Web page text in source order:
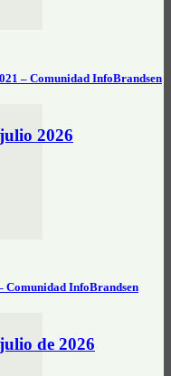
– Comunidad InfoBrandsen
Comunidad InfoBrandsen
2026
de 2026